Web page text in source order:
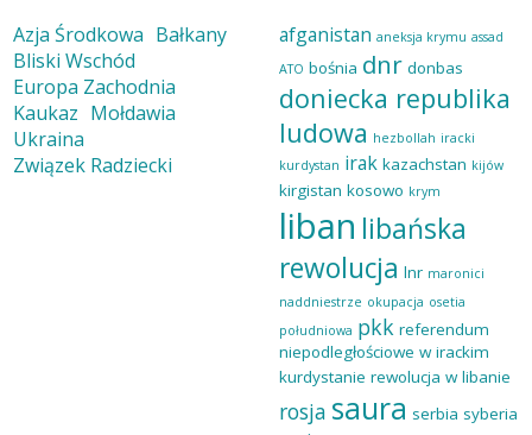
Azja Środkowa Bałkany
Bliski Wschód
Europa Zachodnia
Kaukaz Mołdawia
Ukraina
Związek Radziecki
afganistan aneksja krymu assad
ATO bośnia dnr donbas
doniecka republika
ludowa hezbollah iracki
kurdystan irak kazachstan kijów
kirgistan kosowo krym
liban libańska
rewolucja lnr maronici
naddniestrze okupacja osetia
południowa pkk referendum
niepodległościowe w irackim
kurdystanie rewolucja w libanie
rosja saura serbia syberia